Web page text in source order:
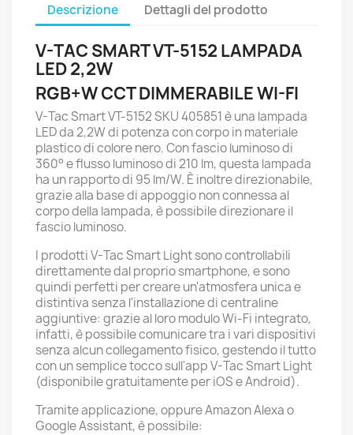
Descrizione Dettagli del prodotto
V-TAC SMART VT-5152 LAMPADA
LED 2,2W
RGB+W CCT DIMMERABILE WI-FI
V-Tac Smart VT-5152 SKU 405851 è una lampada
LED da 2,2W di potenza con corpo in materiale
plastico di colore nero. Con fascio luminoso di
360° e flusso luminoso di 210 lm, questa lampada
ha un rapporto di 95 lm/W. È inoltre direzionabile,
grazie alla base di appoggio non connessa al
corpo della lampada, è possibile direzionare il
fascio luminoso.
I prodotti V-Tac Smart Light sono controllabili
direttamente dal proprio smartphone, e sono
quindi perfetti per creare un'atmosfera unica e
distintiva senza l'installazione di centraline
aggiuntive: grazie al loro modulo Wi-Fi integrato,
infatti, è possibile comunicare tra i vari dispositivi
senza alcun collegamento fisico, gestendo il tutto
con un semplice tocco sull'app V-Tac Smart Light
(disponibile gratuitamente per iOS e Android).
Tramite applicazione, oppure Amazon Alexa o
Google Assistant, è possibile: